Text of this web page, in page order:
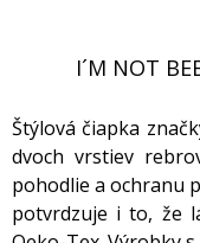
I´M NOT
Štýlová čiapka
dvoch vrstiev
pohodlie a ochranu
potvrdzuje i to, že